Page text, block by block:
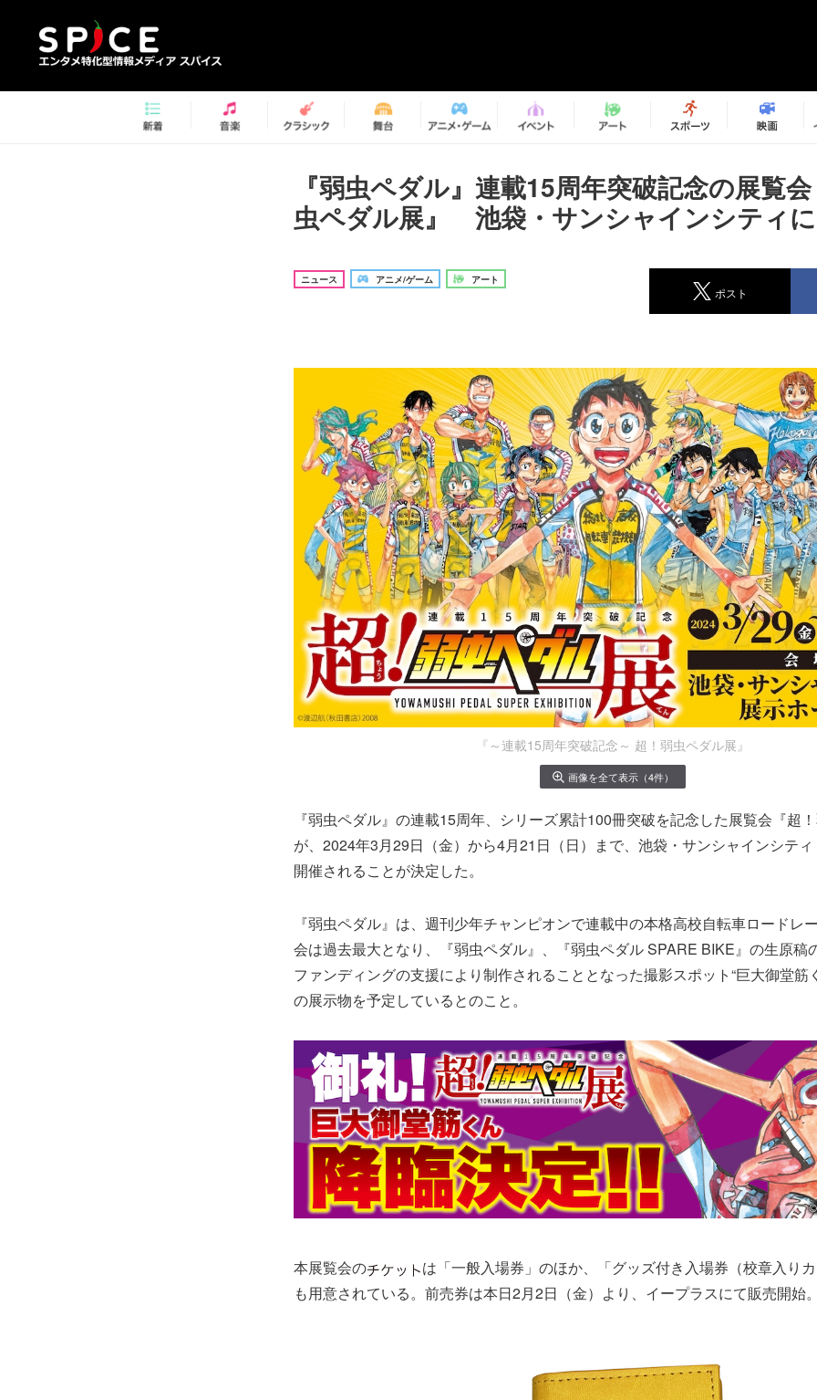
『弱虫ペダル』連載15周年突破記念の展覧
虫ペダル展』 池袋・サンシャインシティ
ニュース アニメ/ゲーム アート
ポスト
『～連載15周年突破記念～ 超！弱虫ペダル展』
画像を全て表示（4件）
『弱虫ペダル』の連載15周年、シリーズ累計100冊突破を記念した展覧会『超
が、2024年3月29日（金）から4月21日（日）まで、池袋・サンシャインシテ
開催されることが決定した。
『弱虫ペダル』は、週刊少年チャンピオンで連載中の本格高校自転車ロードレ
会は過去最大となり、『弱虫ペダル』、『弱虫ペダル SPARE BIKE』の生原稿
ファンディングの支援により制作されることとなった撮影スポット“巨大御堂筋
の展示物を予定しているとのこと。
本展覧会の
は「一般入場券」のほか、「グッズ付き入場券（校章入り
も用意されている。前売券は本日2月2日（金）より、イープラスにて販売開始